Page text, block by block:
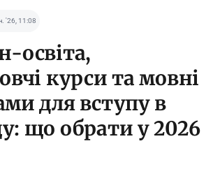
'26, 11:08
освіта,
курси та мовні
для вступу в
що обрати у 2026